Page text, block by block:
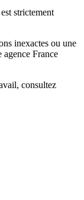
strictement
inexactes ou une
agence France
, consultez